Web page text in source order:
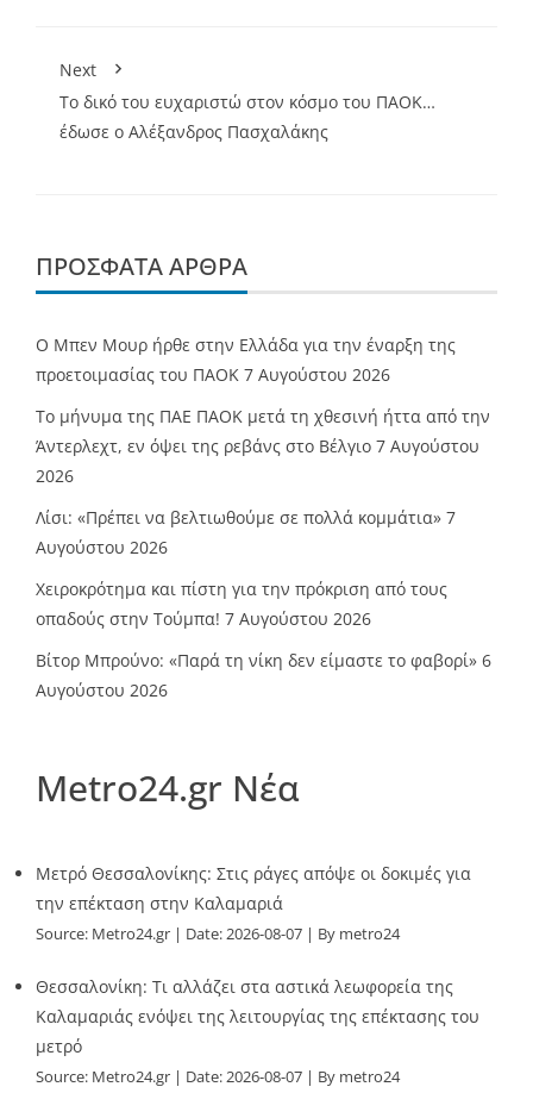
Next
Το δικό του ευχαριστώ στον κόσμο του ΠΑΟΚ…
έδωσε ο Αλέξανδρος Πασχαλάκης
ΠΡΌΣΦΑΤΑ ΆΡΘΡΑ
O Mπεν Μουρ ήρθε στην Ελλάδα για την έναρξη της
προετοιμασίας του ΠΑΟΚ 7 Αυγούστου 2026
Το μήνυμα της ΠΑΕ ΠΑΟΚ μετά τη χθεσινή ήττα από την
Άντερλεχτ, εν όψει της ρεβάνς στο Βέλγιο 7 Αυγούστου
2026
Λίσι: «Πρέπει να βελτιωθούμε σε πολλά κομμάτια» 7
Αυγούστου 2026
Χειροκρότημα και πίστη για την πρόκριση από τους
οπαδούς στην Τούμπα! 7 Αυγούστου 2026
Βίτορ Μπρούνο: «Παρά τη νίκη δεν είμαστε το φαβορί» 6
Αυγούστου 2026
Metro24.gr Νέα
Μετρό Θεσσαλονίκης: Στις ράγες απόψε οι δοκιμές για
την επέκταση στην Καλαμαριά
Source: Metro24.gr Date: 2026-08-07 By metro24
Θεσσαλονίκη: Τι αλλάζει στα αστικά λεωφορεία της
Καλαμαριάς ενόψει της λειτουργίας της επέκτασης του
μετρό
Source: Metro24.gr Date: 2026-08-07 By metro24